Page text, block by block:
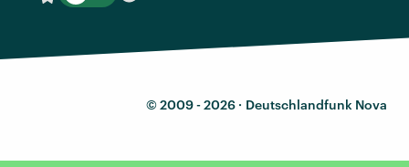
© 2009 - 2026 · Deutschlandfunk Nova